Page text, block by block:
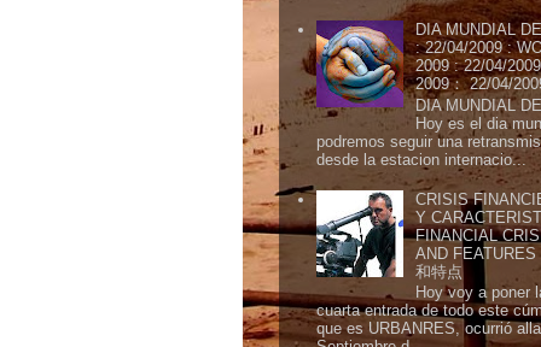
DIA MUNDIAL
: 22/04/2009 :
2009 : 22/04/
2009： 22/04/
DIA MUNDIAL
Hoy es el dia
podremos seguir una
desde la estacion internacio...
CRISIS
Y
FINANCIAL
AND
和特点
Hoy voy a poner
cuarta entrada de todo este
que es URBANRES, ocurrió